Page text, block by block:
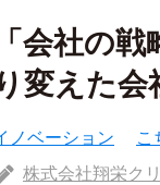
「会社の
り変えた会
ノベーション こ
株式会社翔栄ク